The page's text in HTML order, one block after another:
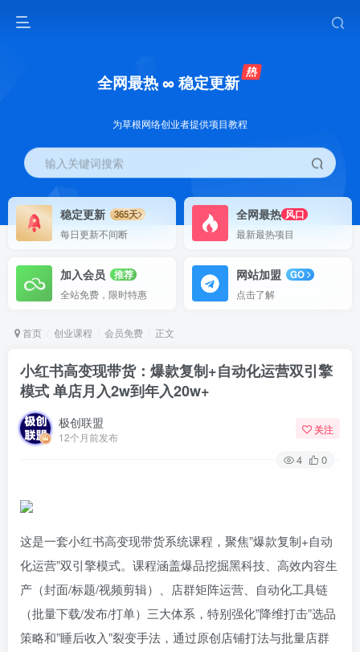
全网最热 ∞ 稳定更新
为草根网络创业者提供项目教程
输入关键词搜索
稳定更新
365天
每日更新不间断
全网最热 风口
最新最热项目
加入会员
推荐
全站免费，限时特惠
网站加盟
GO
点击了解
首页 创业课程 会员免费 正文
小红书高变现带货：爆款复制+自动化运营双引擎
模式 单店月入2w到年入20w+
极创联盟
12个月前发布
关注
4 0
这是一套小红书高变现带货系统课程，聚焦”爆款复制+自动
化运营”双引擎模式。课程涵盖爆品挖掘黑科技、高效内容生
产（封面/标题/视频剪辑）、店群矩阵运营、自动化工具链
（批量下载/发布/打单）三大体系，特别强化”降维打击”选品
策略和”睡后收入”裂变手法，通过原创店铺打法与批量店群